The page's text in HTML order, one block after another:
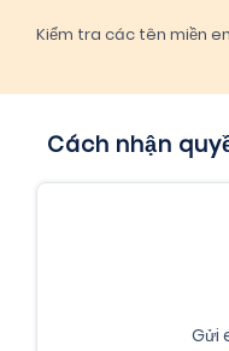
Kiểm tra các tên miền
Cách nhận
Gửi